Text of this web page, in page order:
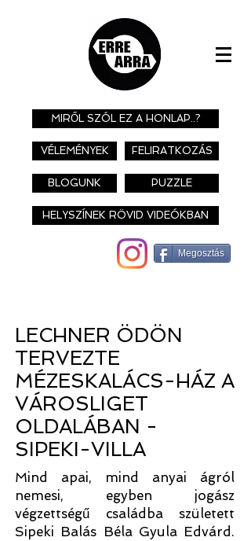
MIRŐL SZÓL EZ A HONLAP..?
VÉLEMÉNYEK FELIRATKOZÁS
BLOGUNK PUZZLE
HELYSZÍNEK RÖVID VIDEÓKBAN
Megosztás
LECHNER ÖDÖN
TERVEZTE
MÉZESKALÁCS-HÁZ A
VÁROSLIGET
OLDALÁBAN -
SIPEKI-VILLA
Mind apai, mind anyai ágról
nemesi, egyben jogász
végzettségű családba született
Sipeki Balás Béla Gyula Edvárd.